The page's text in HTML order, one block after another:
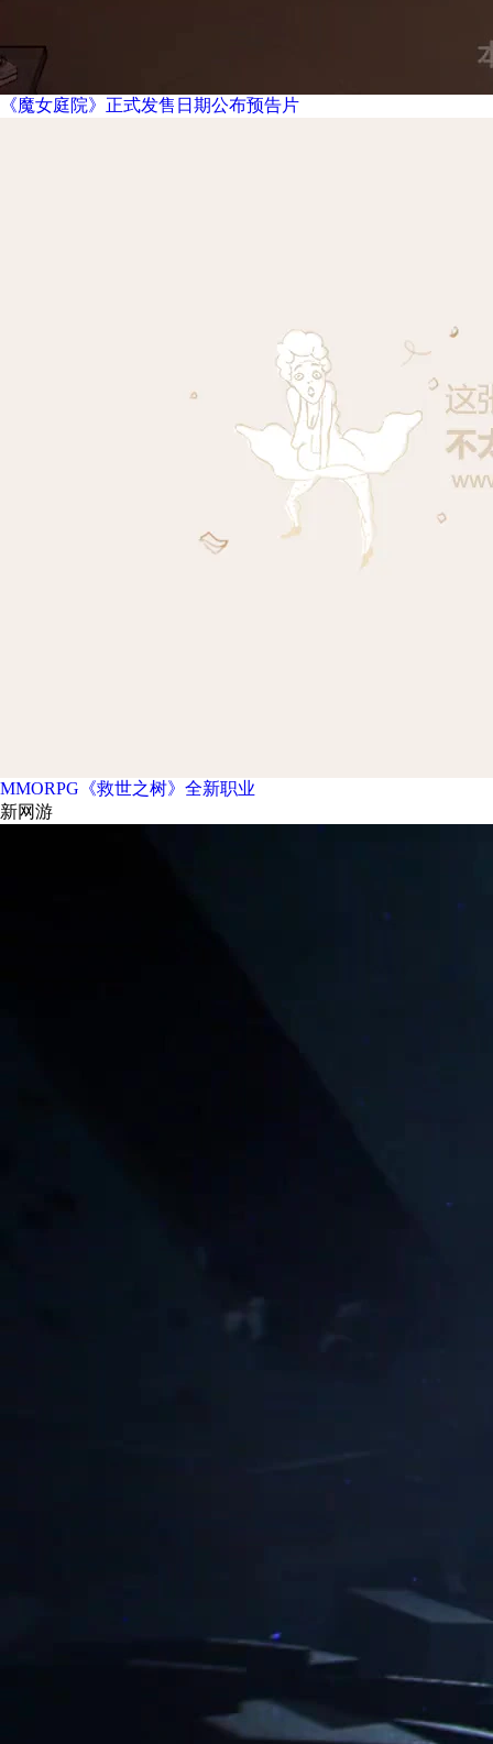
《魔女庭院》正式发售日期公布预告片
MMORPG《救世之树》全新职业
新网游